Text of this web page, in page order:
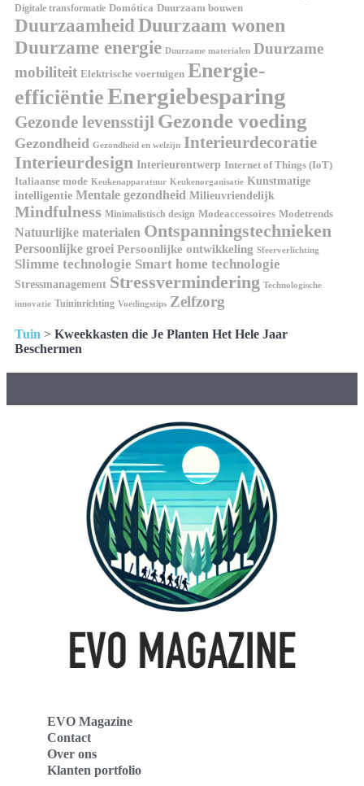
Digitale transformatie Domótica Duurzaam bouwen
Duurzaamheid Duurzaam wonen
Duurzame energie Duurzame materialen Duurzame
mobiliteit Elektrische voertuigen Energie-
efficiëntieEnergiebesparing
Gezonde levensstijl Gezonde voeding
Gezondheid Gezondheid en welzijn Interieurdecoratie
Interieurdesign Interieurontwerp Internet of Things (IoT)
Italiaanse mode Keukenapparatuur Keukenorganisatie Kunstmatige
intelligentie Mentale gezondheid Milieuvriendelijk
Mindfulness Minimalistisch design Modeaccessoires Modetrends
Natuurlijke materialen Ontspanningstechnieken
Persoonlijke groei Persoonlijke ontwikkeling Sfeerverlichting
Slimme technologie Smart home technologie
Stressmanagement Stressvermindering Technologische
innovatie Tuininrichting Voedingstips Zelfzorg
Tuin > Kweekkasten die Je Planten Het Hele Jaar
Beschermen
EVO Magazine
Contact
Over ons
Klanten portfolio